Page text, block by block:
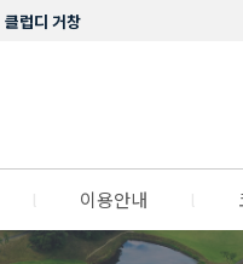
클럽디 거창
이용안내